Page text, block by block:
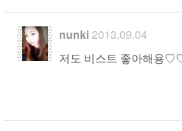
nunki2013.09.04
저도 비스트 좋아해